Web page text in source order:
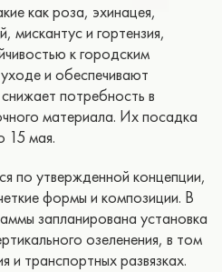
как роза, эхинацея,
мискантус и гортензия,
к городским
и обеспечивают
потребность в
материала. Их посадка
15 мая.
по утвержденной концепции,
формы и композиции. В
запланирована установка
озеленения, в том
и транспортных развязках.